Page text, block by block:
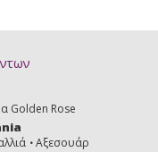
Golden Rose
Αξεσουάρ